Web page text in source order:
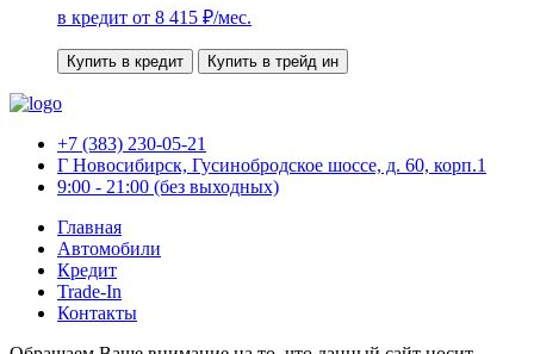
в кредит от 8 415 ₽/мес.
Купить в кредит Купить в трейд ин
+7 (383) 230-05-21
Г Новосибирск, Гусинобродское шоссе, д. 60, корп.1
9:00 - 21:00 (без выходных)
Главная
Автомобили
Кредит
Trade-In
Контакты